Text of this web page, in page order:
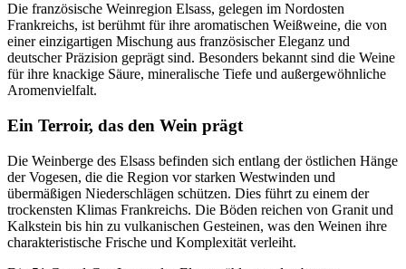
Die französische Weinregion Elsass, gelegen im Nordosten
Frankreichs, ist berühmt für ihre aromatischen Weißweine, die von
einer einzigartigen Mischung aus französischer Eleganz und
deutscher Präzision geprägt sind. Besonders bekannt sind die Weine
für ihre knackige Säure, mineralische Tiefe und außergewöhnliche
Aromenvielfalt.
Ein Terroir, das den Wein prägt
Die Weinberge des Elsass befinden sich entlang der östlichen Hänge
der Vogesen, die die Region vor starken Westwinden und
übermäßigen Niederschlägen schützen. Dies führt zu einem der
trockensten Klimas Frankreichs. Die Böden reichen von Granit und
Kalkstein bis hin zu vulkanischen Gesteinen, was den Weinen ihre
charakteristische Frische und Komplexität verleiht.